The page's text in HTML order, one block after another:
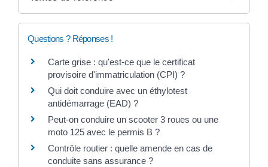
Questions ? Réponses !
Carte grise : qu'est-ce que le certificat
provisoire d'immatriculation (CPI) ?
Qui doit conduire avec un éthylotest
antidémarrage (EAD) ?
Peut-on conduire un scooter 3 roues ou une
moto 125 avec le permis B ?
Contrôle routier : quelle amende en cas de
conduite sans assurance ?